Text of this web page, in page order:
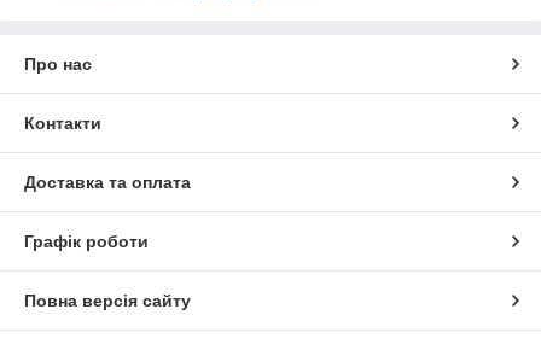
Про нас
Контакти
Доставка та оплата
Графік роботи
Повна версія сайту